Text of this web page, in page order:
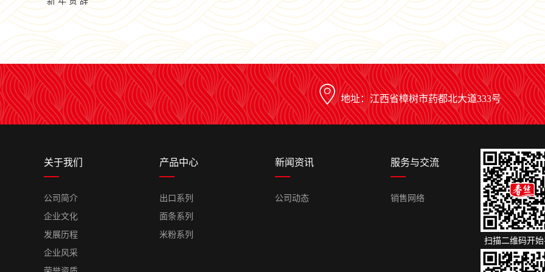
地址：江西省樟树市药都北大道333号
关于我们
公司简介
企业文化
发展历程
企业风采
产品中心
出口系列
面条系列
米粉系列
新闻资讯
公司动态
服务与交流
销售网络
扫描二维码开